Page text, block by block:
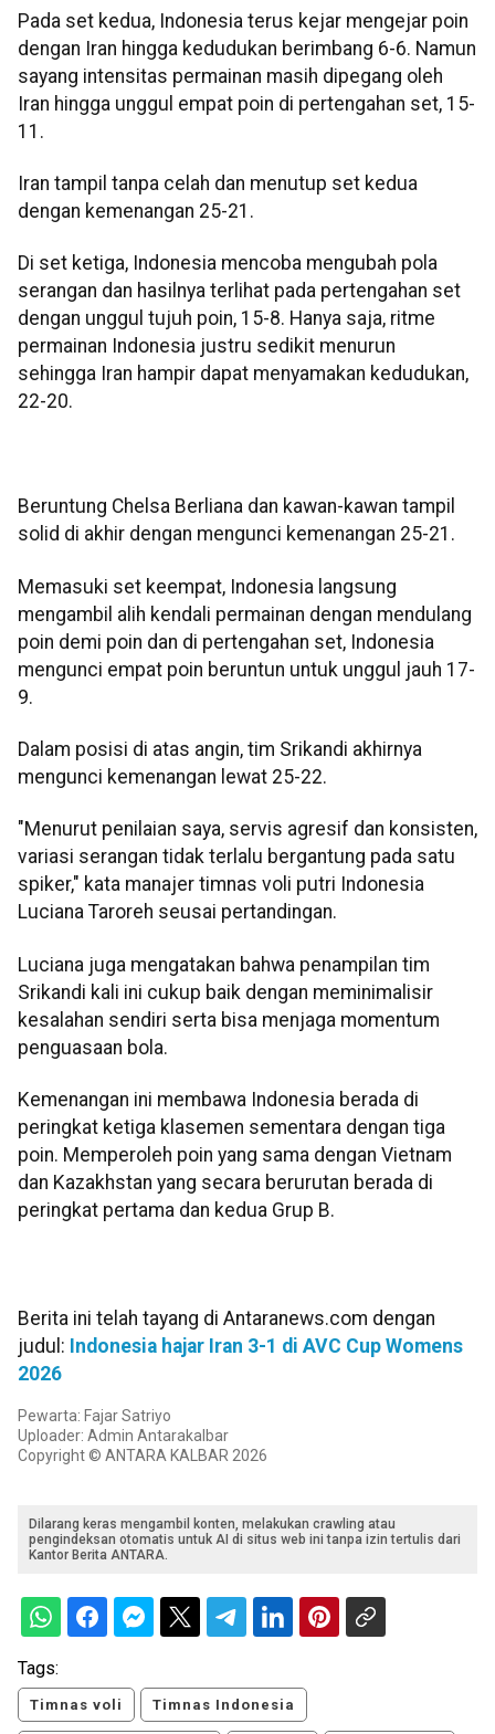
Pada set kedua, Indonesia terus kejar mengejar poin
dengan Iran hingga kedudukan berimbang 6-6. Namun
sayang intensitas permainan masih dipegang oleh
Iran hingga unggul empat poin di pertengahan set, 15-
11.
Iran tampil tanpa celah dan menutup set kedua
dengan kemenangan 25-21.
Di set ketiga, Indonesia mencoba mengubah pola
serangan dan hasilnya terlihat pada pertengahan set
dengan unggul tujuh poin, 15-8. Hanya saja, ritme
permainan Indonesia justru sedikit menurun
sehingga Iran hampir dapat menyamakan kedudukan,
22-20.
Beruntung Chelsa Berliana dan kawan-kawan tampil
solid di akhir dengan mengunci kemenangan 25-21.
Memasuki set keempat, Indonesia langsung
mengambil alih kendali permainan dengan mendulang
poin demi poin dan di pertengahan set, Indonesia
mengunci empat poin beruntun untuk unggul jauh 17-
9.
Dalam posisi di atas angin, tim Srikandi akhirnya
mengunci kemenangan lewat 25-22.
"Menurut penilaian saya, servis agresif dan konsisten,
variasi serangan tidak terlalu bergantung pada satu
spiker," kata manajer timnas voli putri Indonesia
Luciana Taroreh seusai pertandingan.
Luciana juga mengatakan bahwa penampilan tim
Srikandi kali ini cukup baik dengan meminimalisir
kesalahan sendiri serta bisa menjaga momentum
penguasaan bola.
Kemenangan ini membawa Indonesia berada di
peringkat ketiga klasemen sementara dengan tiga
poin. Memperoleh poin yang sama dengan Vietnam
dan Kazakhstan yang secara berurutan berada di
peringkat pertama dan kedua Grup B.
Berita ini telah tayang di Antaranews.com dengan
judul: Indonesia hajar Iran 3-1 di AVC Cup Womens
2026
Pewarta: Fajar Satriyo
Uploader: Admin Antarakalbar
Copyright © ANTARA KALBAR 2026
Dilarang keras mengambil konten, melakukan crawling atau
pengindeksan otomatis untuk AI di situs web ini tanpa izin tertulis dari
Kantor Berita ANTARA.
Tags:
Timnas voli Timnas Indonesia